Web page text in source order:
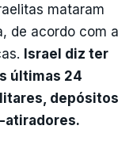
mataram
de acordo com a
Israel diz ter
últimas 24
depósitos
atiradores.